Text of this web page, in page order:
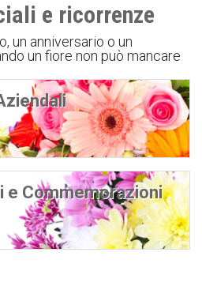
e ricorrenze
un anniversario o un
un fiore non può mancare
e Commemorazioni